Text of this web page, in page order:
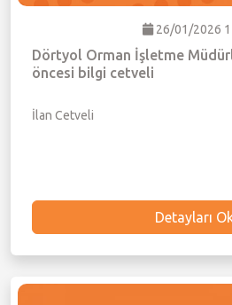
26/01/2026
Dörtyol Orman İşletme
öncesi bilgi cetveli
İlan Cetveli
Detayları